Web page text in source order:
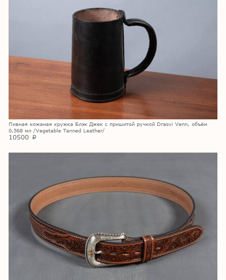
Пивная кожаная кружка Блэк Джек с пришитой ручкой Drasvi Venn, объём
0,568 мл /Vegetable Tanned Leather/
10500 p